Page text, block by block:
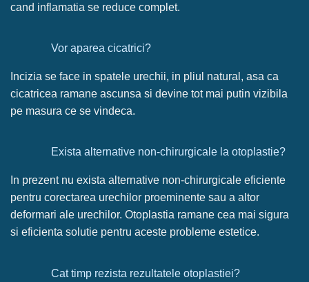
cand inflamatia se reduce complet.
Vor aparea cicatrici?
Incizia se face in spatele urechii, in pliul natural, asa ca
cicatricea ramane ascunsa si devine tot mai putin vizibila
pe masura ce se vindeca.
Exista alternative non-chirurgicale la otoplastie?
In prezent nu exista alternative non-chirurgicale eficiente
pentru corectarea urechilor proeminente sau a altor
deformari ale urechilor. Otoplastia ramane cea mai sigura
si eficienta solutie pentru aceste probleme estetice.
Cat timp rezista rezultatele otoplastiei?